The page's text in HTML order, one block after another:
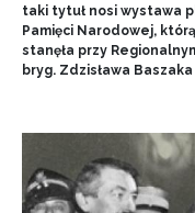
taki tytuł nosi wystawa
Pamięci Narodowej,
stanęła przy
bryg. Zdzisława